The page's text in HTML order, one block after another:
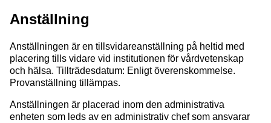
Anställning
Anställningen är en tillsvidareanställning på heltid med
placering tills vidare vid institutionen för vårdvetenskap
och hälsa. Tillträdesdatum: Enligt överenskommelse.
Provanställning tillämpas.
Anställningen är placerad inom den administrativa
enheten som leds av en administrativ chef som ansvarar